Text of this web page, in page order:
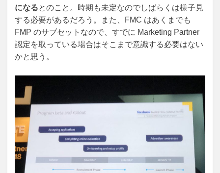
になるとのこと。時期も未定なのでしばらくは様子見
する必要があるだろう。また、FMC はあくまでも
FMP のサブセットなので、すでに Marketing Partner
認定を取っている場合はそこまで意識する必要はない
かと思う。